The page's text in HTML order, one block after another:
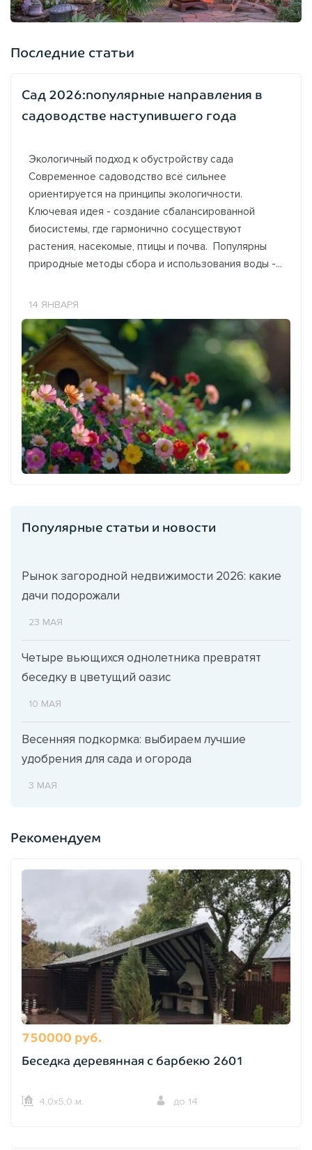
Последние статьи
Сад 2026:популярные направления в
садоводстве наступившего года
Экологичный подход к обустройству сада
Современное садоводство всё сильнее
ориентируется на принципы экологичности.
Ключевая идея - создание сбалансированной
биосистемы, где гармонично сосуществуют
растения, насекомые, птицы и почва. Популярны
природные методы сбора и использования воды -...
14 ЯНВАРЯ
Популярные статьи и новости
Рынок загородной недвижимости 2026: какие
дачи подорожали
23 МАЯ
Четыре вьющихся однолетника превратят
беседку в цветущий оазис
10 МАЯ
Весенняя подкормка: выбираем лучшие
удобрения для сада и огорода
3 МАЯ
Рекомендуем
750000 руб.
Беседка деревянная с барбекю 2601
4,0х5,0 м. до 14